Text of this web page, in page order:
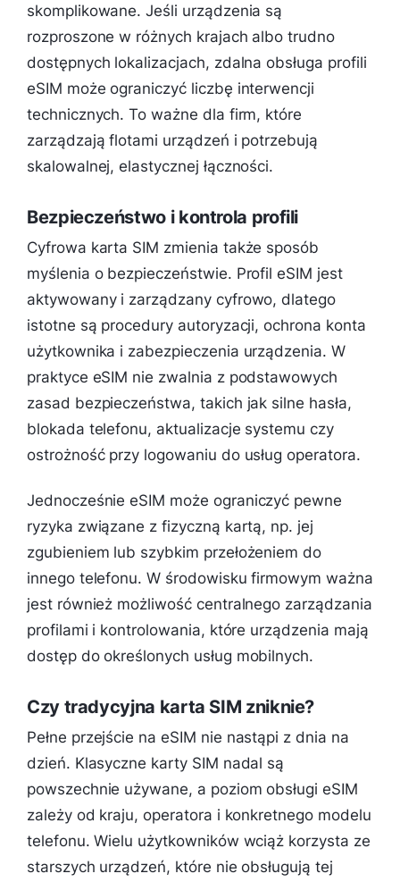
skomplikowane. Jeśli urządzenia są
rozproszone w różnych krajach albo trudno
dostępnych lokalizacjach, zdalna obsługa profili
eSIM może ograniczyć liczbę interwencji
technicznych. To ważne dla firm, które
zarządzają flotami urządzeń i potrzebują
skalowalnej, elastycznej łączności.
Bezpieczeństwo i kontrola profili
Cyfrowa karta SIM zmienia także sposób
myślenia o bezpieczeństwie. Profil eSIM jest
aktywowany i zarządzany cyfrowo, dlatego
istotne są procedury autoryzacji, ochrona konta
użytkownika i zabezpieczenia urządzenia. W
praktyce eSIM nie zwalnia z podstawowych
zasad bezpieczeństwa, takich jak silne hasła,
blokada telefonu, aktualizacje systemu czy
ostrożność przy logowaniu do usług operatora.
Jednocześnie eSIM może ograniczyć pewne
ryzyka związane z fizyczną kartą, np. jej
zgubieniem lub szybkim przełożeniem do
innego telefonu. W środowisku firmowym ważna
jest również możliwość centralnego zarządzania
profilami i kontrolowania, które urządzenia mają
dostęp do określonych usług mobilnych.
Czy tradycyjna karta SIM zniknie?
Pełne przejście na eSIM nie nastąpi z dnia na
dzień. Klasyczne karty SIM nadal są
powszechnie używane, a poziom obsługi eSIM
zależy od kraju, operatora i konkretnego modelu
telefonu. Wielu użytkowników wciąż korzysta ze
starszych urządzeń, które nie obsługują tej